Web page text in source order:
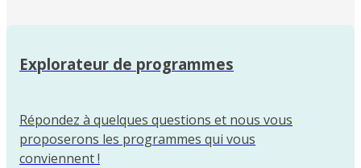
Explorateur de programmes
Répondez à quelques questions et nous vous
proposerons les programmes qui vous
conviennent !